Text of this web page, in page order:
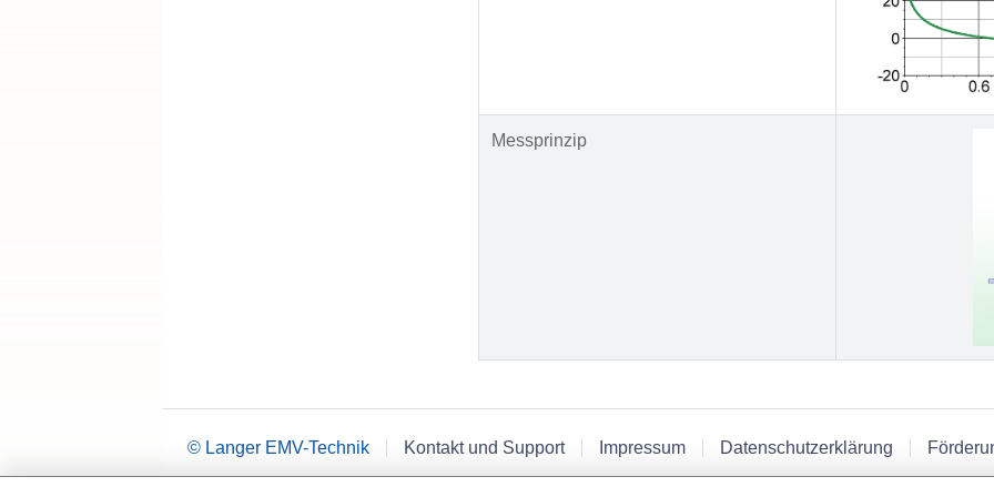
Messprinzip
© Langer EMV-Technik Kontakt und Support Impressum Datenschutzerklärung